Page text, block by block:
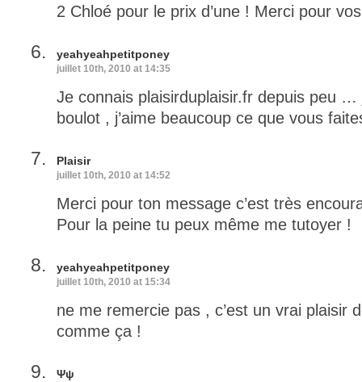
2 Chloé pour le prix d’une ! Merci pour
yeahyeahpetitponey
juillet 10th, 2010 at 14:35
Je connais plaisirduplaisir.fr depuis peu
boulot , j’aime beaucoup ce que vous
Plaisir
juillet 10th, 2010 at 14:52
Merci pour ton message c’est très
Pour la peine tu peux même me tutoyer !
yeahyeahpetitponey
juillet 10th, 2010 at 15:34
ne me remercie pas , c’est un vrai plaisir
comme ça !
Ψψ